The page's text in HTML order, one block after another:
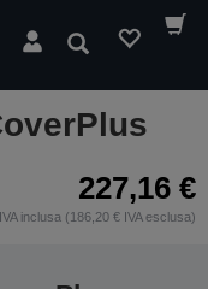
Cerca
227,16 €
IVA inclusa (186,20 € IVA esclusa)